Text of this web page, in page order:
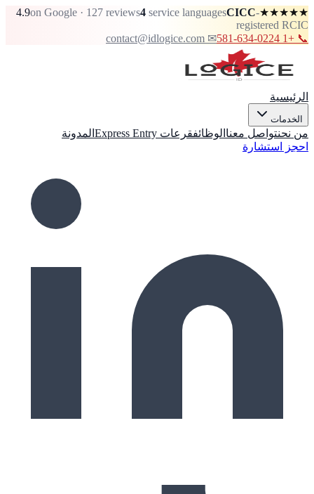
★★★★★
4.9on Google · 127 reviews4 service languagesCICC-
registered RCIC
📞 +1 581-634-0224
✉ contact@idlogice.com
الرئيسية
الخدمات
من نحنتواصل معنا الوظائفقرعات Express Entry
المدونة
احجز استشارة